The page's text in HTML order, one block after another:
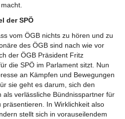
der SPÖ
vom ÖGB nichts zu hören und zu
des ÖGB sind nach wie vor
der ÖGB Präsident Fritz
die SPÖ im Parlament sitzt. Nun
an Kämpfen und Bewegungen
sie geht es darum, sich den
als verlässliche Bündnisspartner für
In Wirklichkeit also
stellt sich in vorauseilendem